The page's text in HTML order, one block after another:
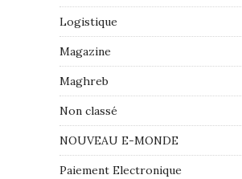
Logistique
Magazine
Maghreb
Non classé
NOUVEAU E-MONDE
Paiement Electronique